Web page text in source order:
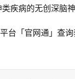
疾病的无创深脑
台「官网通」查